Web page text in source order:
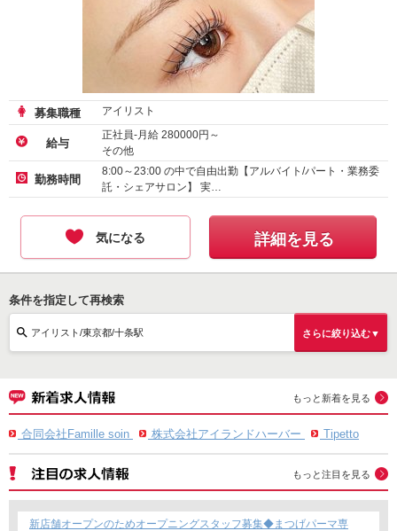
募集職種 アイリスト
給与
正社員-月給 280000円～
その他
アルバイト・パート-時給1600円～
勤務時間
8:00～23:00 の中で自由出勤【アルバイト/パート・業務委
託・シェアサロン】 実…
気になる 詳細を見る
条件を指定して再検索
アイリスト/東京都/十条駅 さらに絞り込む▼
もっと新着を見る
合同会社Famille soin 株式会社アイランドハーバー Tipetto
もっと注目を見る
新店舗オープンのためオープニングスタッフ募集◆まつげパーマ専